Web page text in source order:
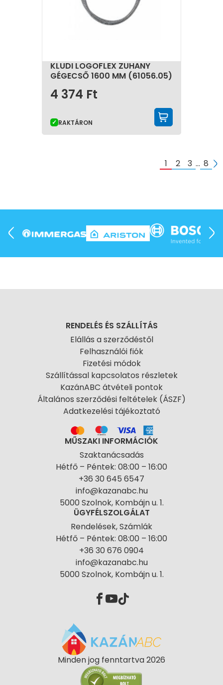
KLUDI LOGOFLEX ZUHANY
GÉGECSŐ 1600 MM (61056.05)
4 374 Ft
RAKTÁRON
1 2 3 … 8
RENDELÉS ÉS SZÁLLÍTÁS
Elállás a szerződéstől
Felhasználói fiók
Fizetési módok
Szállítással kapcsolatos részletek
KazánABC átvételi pontok
Általános szerződési feltételek (ÁSZF)
Adatkezelési tájékoztató
MŰSZAKI INFORMÁCIÓK
Szaktanácsadás
Hétfő – Péntek: 08:00 – 16:00
+36 30 645 6547
info@kazanabc.hu
5000 Szolnok, Kombájn u. 1.
ÜGYFÉLSZOLGÁLAT
Rendelések, Számlák
Hétfő – Péntek: 08:00 – 16:00
+36 30 676 0904
info@kazanabc.hu
5000 Szolnok, Kombájn u. 1.
Minden jog fenntartva 2026